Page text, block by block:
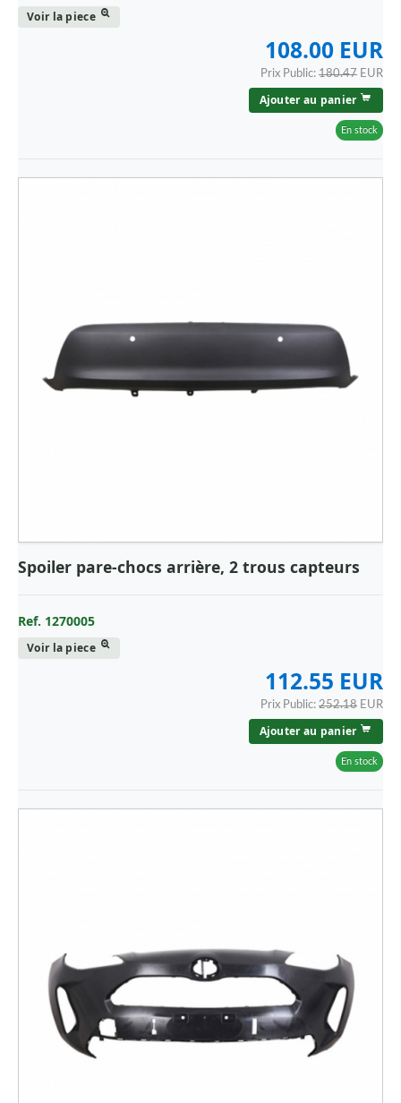
Voir la piece
108.00 EUR
Prix Public: 180.47 EUR
Ajouter au panier
En stock
Spoiler pare-chocs arrière, 2 trous capteurs
Ref. 1270005
Voir la piece
112.55 EUR
Prix Public: 252.18 EUR
Ajouter au panier
En stock